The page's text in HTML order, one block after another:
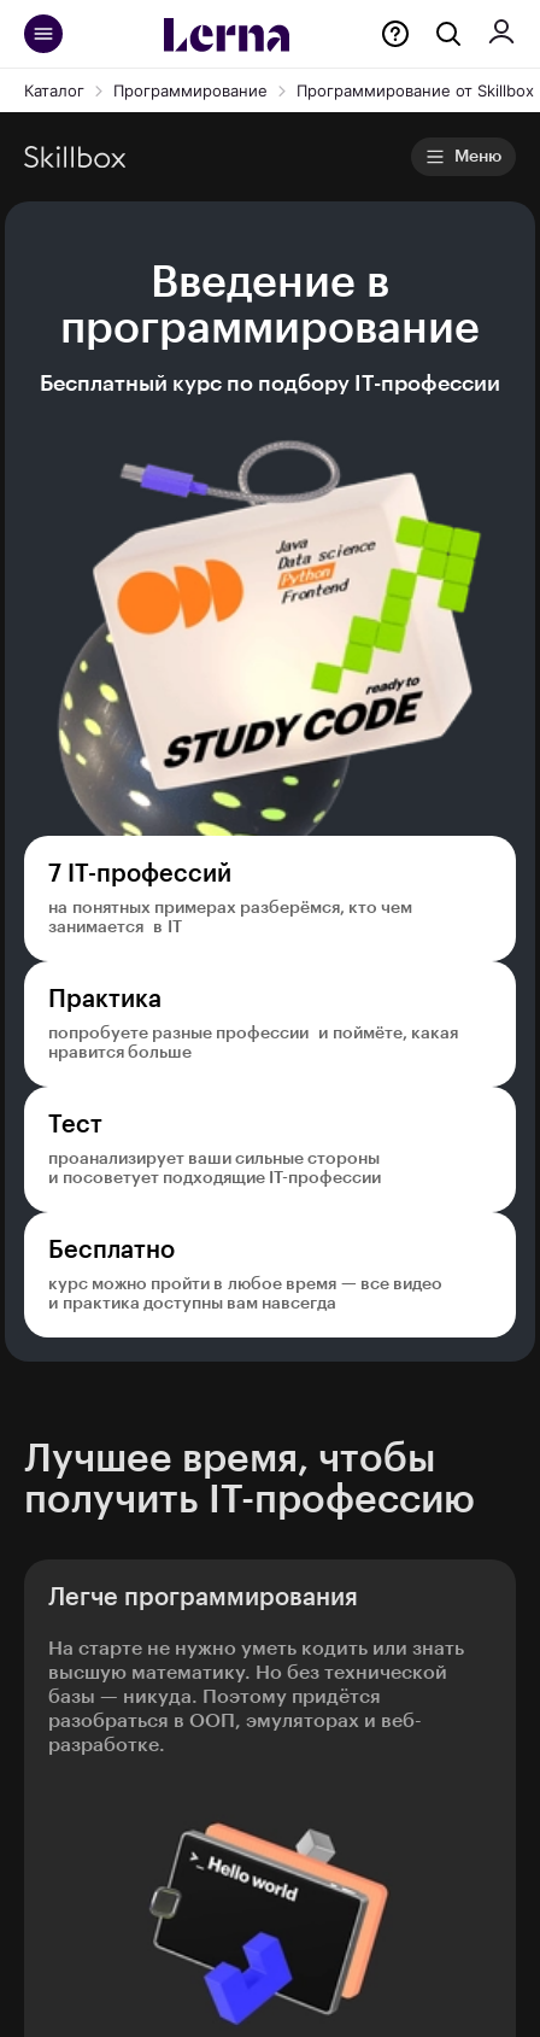
Каталог Программирование Программирование от Skillbox
Меню
Введение ­в
программирова­ние
Бесплатный курс по подбору IT-профессии
7 IT-профессий
на понятных примерах разберёмся, кто чем
занимается в IT
Практика
попробуете разные профессии и поймёте, какая
нравится больше
Тест
проанализирует ваши сильные стороны
и посоветует подходящие IT-профессии
Бесплатно
курс можно пройти в любое время — все видео
и практика доступны вам навсегда
Лучшее время, чтобы
получить IT-профессию
Легче программирования
На старте не нужно уметь кодить или знать
высшую математику. Но без технической
базы — никуда. Поэтому придётся
разобраться в ООП, эмуляторах и веб-
разработке.